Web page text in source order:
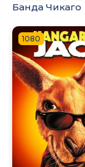
Банда Чикаго
1080